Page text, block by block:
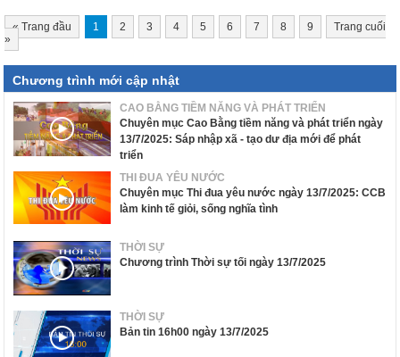
«Trang đầu 1 2 3 4 5 6 7 8 9
Trang cuối
»
Chương trình mới cập nhật
CAO BẰNG TIỀM NĂNG VÀ PHÁT TRIỂN
Chuyên mục Cao Bằng tiềm năng và phát triển ngày
13/7/2025: Sáp nhập xã - tạo dư địa mới để phát
triển
THI ĐUA YÊU NƯỚC
Chuyên mục Thi đua yêu nước ngày 13/7/2025: CCB
làm kinh tế giỏi, sống nghĩa tình
THỜI SỰ
Chương trình Thời sự tối ngày 13/7/2025
THỜI SỰ
Bản tin 16h00 ngày 13/7/2025